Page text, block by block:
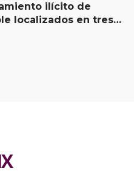
ilícito de
localizados en tres